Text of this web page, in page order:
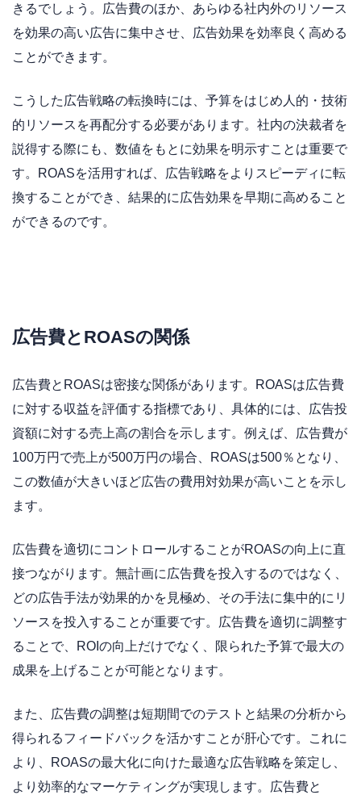
きるでしょう。広告費のほか、あらゆる社内外のリソース
を効果の高い広告に集中させ、広告効果を効率良く高める
ことができます。
こうした広告戦略の転換時には、予算をはじめ人的・技術
的リソースを再配分する必要があります。社内の決裁者を
説得する際にも、数値をもとに効果を明示すことは重要で
す。ROASを活用すれば、広告戦略をよりスピーディに転
換することができ、結果的に広告効果を早期に高めること
ができるのです。
広告費とROASの関係
広告費とROASは密接な関係があります。ROASは広告費
に対する収益を評価する指標であり、具体的には、広告投
資額に対する売上高の割合を示します。例えば、広告費が
100万円で売上が500万円の場合、ROASは500％となり、
この数値が大きいほど広告の費用対効果が高いことを示し
ます。
広告費を適切にコントロールすることがROASの向上に直
接つながります。無計画に広告費を投入するのではなく、
どの広告手法が効果的かを見極め、その手法に集中的にリ
ソースを投入することが重要です。広告費を適切に調整す
ることで、ROIの向上だけでなく、限られた予算で最大の
成果を上げることが可能となります。
また、広告費の調整は短期間でのテストと結果の分析から
得られるフィードバックを活かすことが肝心です。これに
より、ROASの最大化に向けた最適な広告戦略を策定し、
より効率的なマーケティングが実現します。広告費と